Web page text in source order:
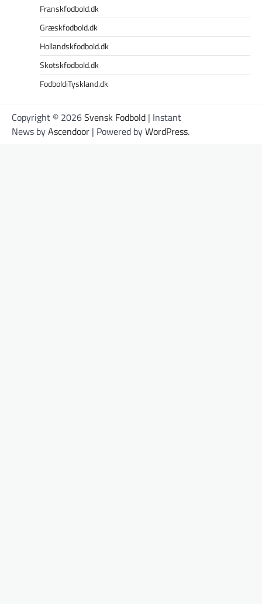
Franskfodbold.dk
Græskfodbold.dk
Hollandskfodbold.dk
Skotskfodbold.dk
FodboldiTyskland.dk
Copyright © 2026Svensk Fodbold | Instant
News byAscendoor | Powered byWordPress.